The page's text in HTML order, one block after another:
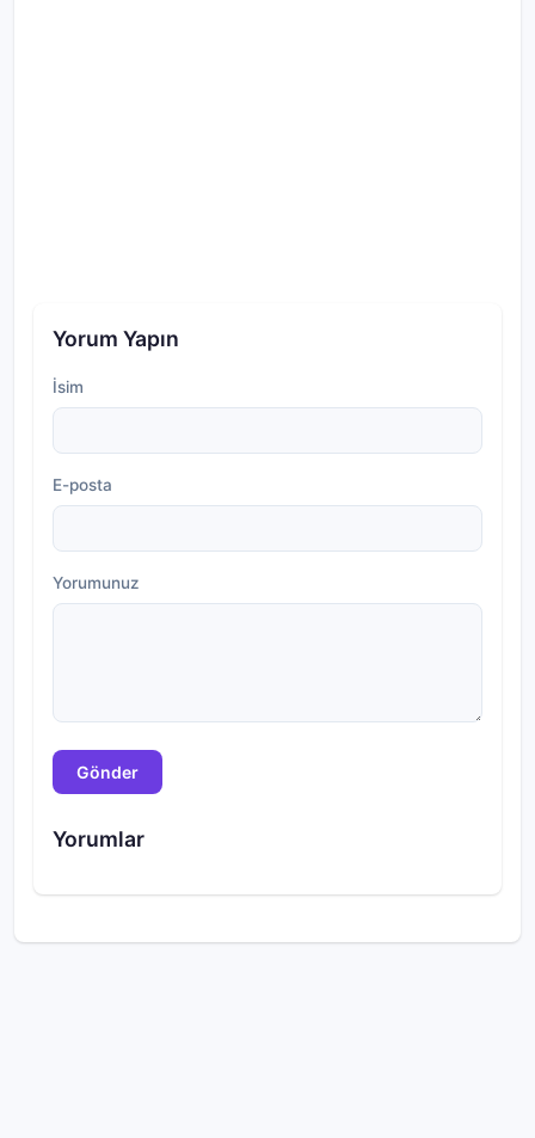
Yorum Yapın
İsim
E-posta
Yorumunuz
Gönder
Yorumlar